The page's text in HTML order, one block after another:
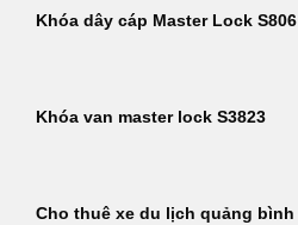
Khóa dây cáp Master Lock S806
Khóa van master lock S3823
Cho thuê xe du lịch quảng bình